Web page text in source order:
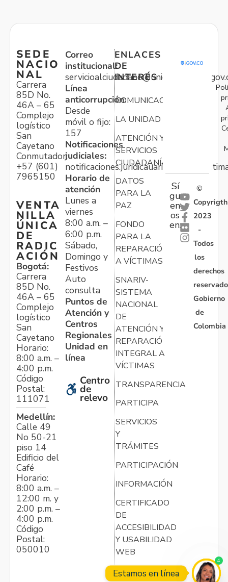
SEDE
NACIO
NAL
Carrera
85D No.
46A – 65
Complejo
logístico
San
Cayetano
Conmutador:
+57 (601)
7965150
VENTA
NILLA
ÚNICA
DE
RADIC
ACIÓN
Bogotá:
Carrera
85D No.
46A – 65
Complejo
logístico
San
Cayetano
Horario:
8:00 a.m. –
4:00 p.m.
Código
Postal:
111071
Medellín:
Calle 49
No 50-21
piso 14
Edificio del
Café
Horario:
8:00 a.m. –
12:00 m. y
2:00 p.m. –
4:00 p.m.
Código
Postal:
050010
Correo
institucional:
Línea
anticorrupción:
Desde
móvil o fijo:
157
Notificaciones
judiciales:
Horario de
atención
Lunes a
viernes
8:00 a.m. –
6:00 p.m.
Sábado,
Domingo y
Festivos
Auto
consulta
Puntos de
Atención y
Centros
Regionales
Unidad en
línea
Centro
de
relevo
ENLACES
DE
INTERÉS
COMUNICACIONES
LA UNIDAD
ATENCIÓN Y
SERVICIOS
CIUDADANÍA
DATOS
PARA LA
PAZ
FONDO
PARA LA
REPARACIÓN
A VÍCTIMAS
SNARIV-
SISTEMA
NACIONAL
DE
ATENCIÓN Y
REPARACIÓN
INTEGRAL A
VÍCTIMAS
TRANSPARENCIA
PARTICIPA
SERVICIOS
Y
TRÁMITES
PARTICIPACIÓN
INFORMACIÓN
CERTIFICADO
DE
ACCESIBILIDAD
Y USABILIDAD
WEB
Sí
gu
en
os
en:
©
Copyrigth
2023
-
Todos
los
derechos
Gobierno
de
Colombia
Estamos en línea
4